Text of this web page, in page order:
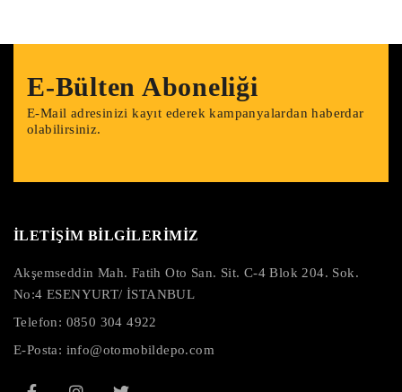
E-Bülten Aboneliği
E-Mail adresinizi kayıt ederek kampanyalardan haberdar
olabilirsiniz.
İLETİŞİM BİLGİLERİMİZ
Akşemseddin Mah. Fatih Oto San. Sit. C-4 Blok 204. Sok.
No:4 ESENYURT/ İSTANBUL
Telefon: 0850 304 4922
E-Posta: info@otomobildepo.com